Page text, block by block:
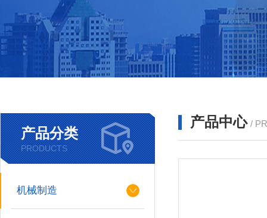
产品分类
PRODUCTS
机械制造
产品中心 /